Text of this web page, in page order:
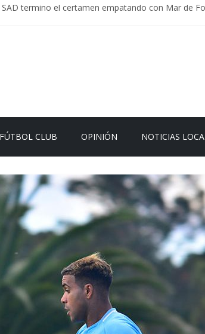
SAD termino el certamen empatando con Mar de
CLUB OPINIÓN NOTICIAS